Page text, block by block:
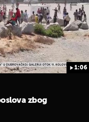
1:06
zbog